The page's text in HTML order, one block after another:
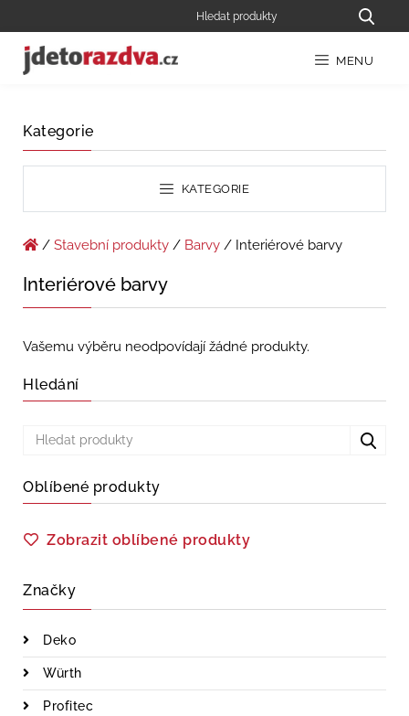
MENU
Kategorie
KATEGORIE
/ Stavební produkty / Barvy / Interiérové barvy
Interiérové barvy
Vašemu výběru neodpovídají žádné produkty.
Hledání
Oblíbené produkty
Zobrazit oblíbené produkty
Značky
Deko
Würth
Profitec